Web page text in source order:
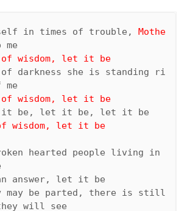
in times of trouble, Mothe
of wisdom, let it be
of darkness she is standing ri
hearted people living in
answer, let it be
may be parted, there is still
will see